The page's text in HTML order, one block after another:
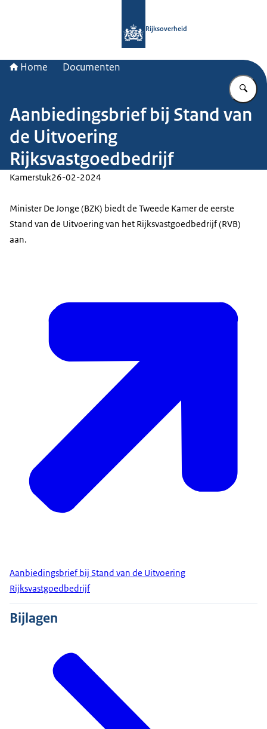
Rijksoverheid
Home Documenten
Aanbiedingsbrief bij Stand van
de Uitvoering
Rijksvastgoedbedrijf
Kamerstuk26-02-2024
Minister De Jonge (BZK) biedt de Tweede Kamer de eerste
Stand van de Uitvoering van het Rijksvastgoedbedrijf (RVB)
aan.
Aanbiedingsbrief bij Stand van de Uitvoering
Rijksvastgoedbedrijf
Bijlagen